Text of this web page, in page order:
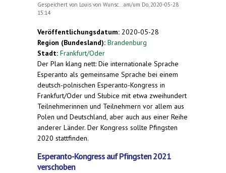
Gespeichert von Louis von Wunsc...
am/um Do, 2020-05-28
15:14
Veröffentlichungsdatum: 2020-05-28
Region (Bundesland): Brandenburg
Stadt: Frankfurt/Oder
Der Plan klang nett: Die internationale Sprache
Esperanto als gemeinsame Sprache bei einem
deutsch-polnischen Esperanto-Kongress in
Frankfurt/Oder und Słubice mit etwa zweihundert
Teilnehmerinnen und Teilnehmern vor allem aus
Polen und Deutschland, aber auch aus einer Reihe
anderer Länder. Der Kongress sollte Pfingsten
2020 stattfinden.
Esperanto-Kongress auf Pfingsten 2021
verschoben